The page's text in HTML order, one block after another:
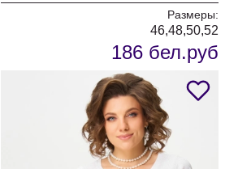
Размеры:
46,48,50,52
186 бел.руб